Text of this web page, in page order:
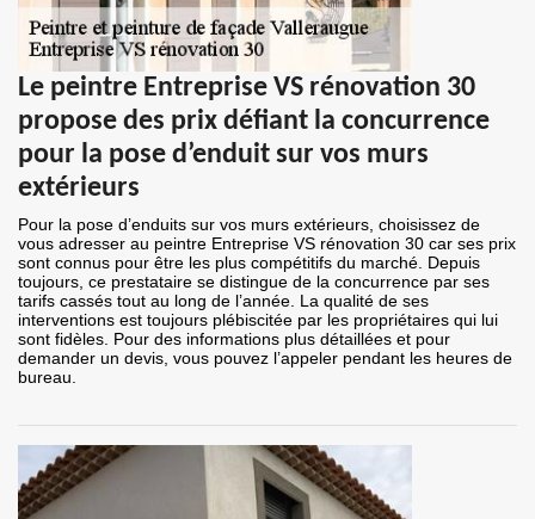
Le peintre Entreprise VS rénovation 30
propose des prix défiant la concurrence
pour la pose d’enduit sur vos murs
extérieurs
Pour la pose d’enduits sur vos murs extérieurs, choisissez de
vous adresser au peintre Entreprise VS rénovation 30 car ses prix
sont connus pour être les plus compétitifs du marché. Depuis
toujours, ce prestataire se distingue de la concurrence par ses
tarifs cassés tout au long de l’année. La qualité de ses
interventions est toujours plébiscitée par les propriétaires qui lui
sont fidèles. Pour des informations plus détaillées et pour
demander un devis, vous pouvez l’appeler pendant les heures de
bureau.